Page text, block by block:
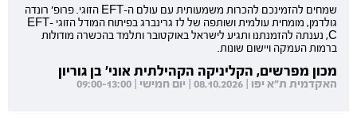
שמחים להזמינכם להכרות משמעותית עם עולם ה-EFT הזוגי. פרופ' רונדה
גולדמן, מומחית עולמית ושותפה של לז גרינברג בפיתוח המודל הזוגי EFT-
C, נענתה להזמנתנו ותגיע לישראל באוקטובר ותלמד בהכשרה מודולות
ברמות העמקה ויישום שונות.
מכון מפרשים, הקליניקה הקהילתית אוני' בן גוריון
האקדמית ת"א יפו | 08.10.2026 | יום חמישי | 09:00-13:00